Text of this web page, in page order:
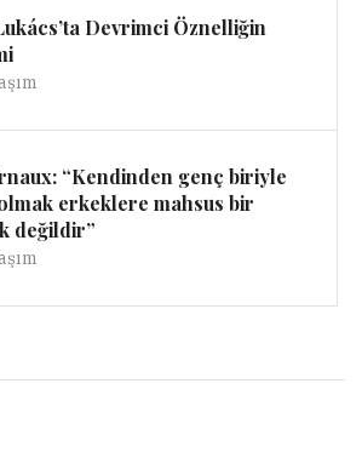
Devrimci Öznelliğin
“Kendinden genç biriyle
erkeklere mahsus bir
değildir”